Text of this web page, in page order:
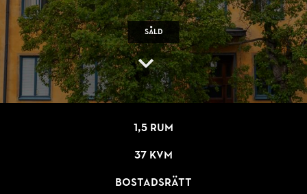
Såld
1,5 rum
37 kvm
Bostadsrätt